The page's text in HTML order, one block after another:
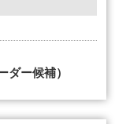
ダー候補）